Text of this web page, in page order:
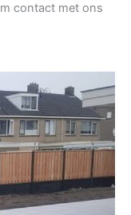
contact met ons